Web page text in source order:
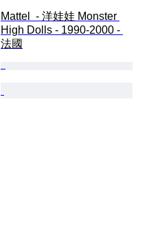
Mattel  - 洋娃娃 Monster
High Dolls - 1990-2000 -
法國